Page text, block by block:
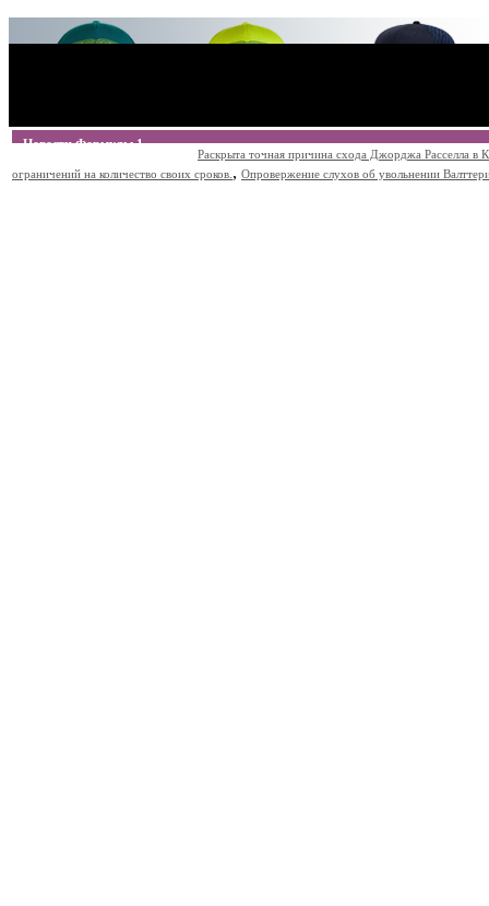
Новости Формулы 1
Раскрыта точная причина схода Джорджа Расселла в
ограничений на количество своих сроков. , Опровержение слухов об увольнении